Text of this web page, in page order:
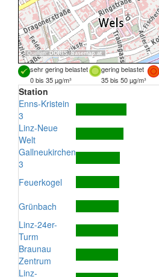
Quellen: DORIS, basemap.at
sehr gering belastet gering belastet
0 bis 35 µg/m³
35 bis 50 µg/m³
Station
Enns-Kristein
3
Linz-Neue
Welt
Gallneukirchen
3
Feuerkogel
Grünbach
Linz-24er-
Turm
Braunau
Zentrum
Linz-